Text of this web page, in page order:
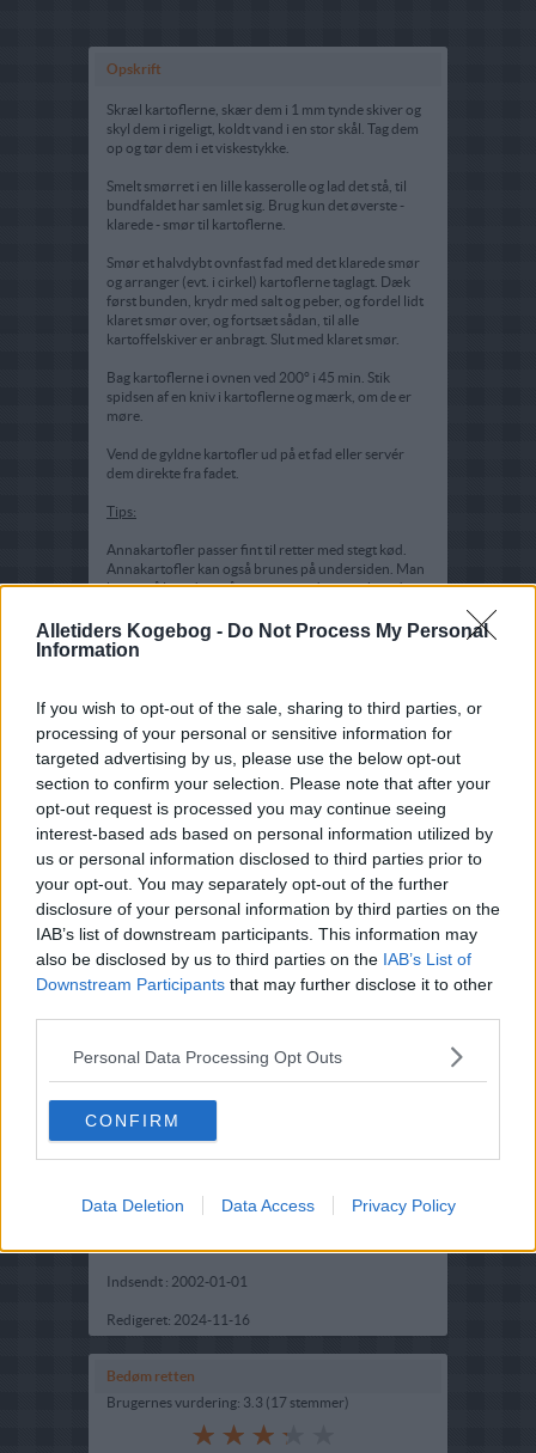
Alletiders Kogebog - Do Not Process My Personal
Information
If you wish to opt-out of the sale, sharing to third parties, or
processing of your personal or sensitive information for
targeted advertising by us, please use the below opt-out
section to confirm your selection. Please note that after your
opt-out request is processed you may continue seeing
interest-based ads based on personal information utilized by
us or personal information disclosed to third parties prior to
your opt-out. You may separately opt-out of the further
disclosure of your personal information by third parties on the
IAB’s list of downstream participants. This information may
also be disclosed by us to third parties on the IAB’s List of
Downstream Participants that may further disclose it to other
Personal Data Processing Opt Outs
CONFIRM
Data Deletion Data Access Privacy Policy
Opskrift
Skræl kartoflerne, skær dem i 1 mm tynde skiver og
skyl dem i rigeligt, koldt vand i en stor skål. Tag dem
op og tør dem i et viskestykke.
Smelt smørret i en lille kasserolle og lad det stå, til
bundfaldet har samlet sig. Brug kun det øverste -
klarede - smør til kartoflerne.
Smør et halvdybt ovnfast fad med det klarede smør
og arranger (evt. i cirkel) kartoflerne taglagt. Dæk
først bunden, krydr med salt og peber, og fordel lidt
klaret smør over, og fortsæt sådan, til alle
kartoffelskiver er anbragt. Slut med klaret smør.
Bag kartoflerne i ovnen ved 200° i 45 min. Stik
spidsen af en kniv i kartoflerne og mærk, om de er
møre.
Vend de gyldne kartofler ud på et fad eller servér
dem direkte fra fadet.
Tips:
Annakartofler passer fint til retter med stegt kød.
Annakartofler kan også brunes på undersiden. Man
kan også lave dem på en stegepande - især hvis det
kartoffelskiver i rigeligt klaret smør på panden og
steges 10-15 min på hver side. Den gyldenbrune
Ret :Diverse Tilbehør-Kartoffel Tilbehør
Indsendt : 2002-01-01
Redigeret: 2024-11-16
Bedøm retten
Brugernes vurdering: 3.3 (17 stemmer)